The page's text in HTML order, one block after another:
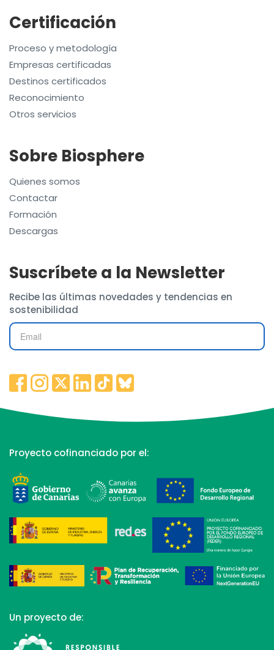
Certificación
Proceso y metodología
Empresas certificadas
Destinos certificados
Reconocimiento
Otros servicios
Sobre Biosphere
Quienes somos
Contactar
Formación
Descargas
Suscríbete a la Newsletter
Recibe las últimas novedades y tendencias en
sostenibilidad
Proyecto cofinanciado por el:
Un proyecto de: